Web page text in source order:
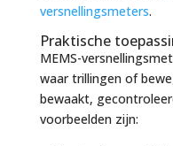
versnellingsmeters.
Praktische
MEMS-
waar trillingen of
bewaakt,
voorbeelden zijn: